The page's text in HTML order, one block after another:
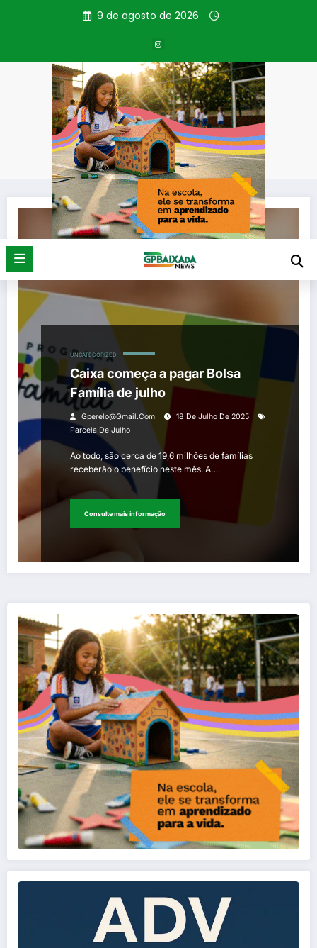
9 de agosto de 2026
Tag: Parcela de Julho
Página inicial Parcela de Julho
UNCATEGORIZED
Caixa começa a pagar Bolsa
Família de julho
Gperelo@gmail.com
18 De Julho De 2025
Parcela De Julho
Ao todo, são cerca de 19,6 milhões de famílias
receberão o benefício neste mês. A…
Consulte mais informação